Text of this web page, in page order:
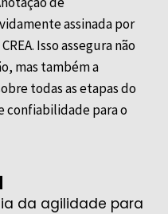
assinada por
CREA. Isso assegura não
mas também a
todas as etapas do
confiabilidade para o
da agilidade para